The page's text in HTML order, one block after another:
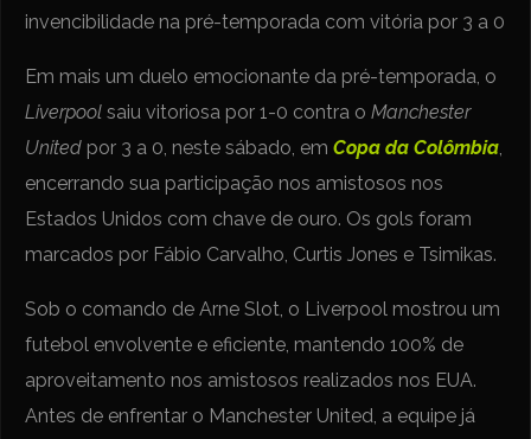
invencibilidade na pré-temporada com vitória por 3 a 0
Em mais um duelo emocionante da pré-temporada, o
Liverpoolsaiu vitoriosa por 1-0 contra oManchester
United por 3 a 0, neste sábado, emCopa da Colômbia,
encerrando sua participação nos amistosos nos
Estados Unidos com chave de ouro. Os gols foram
marcados por Fábio Carvalho, Curtis Jones e Tsimikas.
Sob o comando de Arne Slot, o Liverpool mostrou um
futebol envolvente e eficiente, mantendo 100% de
aproveitamento nos amistosos realizados nos EUA.
Antes de enfrentar o Manchester United, a equipe já